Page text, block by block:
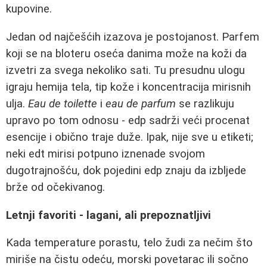
kupovine.
Jedan od najčešćih izazova je postojanost. Parfem
koji se na bloteru oseća danima može na koži da
izvetri za svega nekoliko sati. Tu presudnu ulogu
igraju hemija tela, tip kože i koncentracija mirisnih
ulja. Eau de toilette i eau de parfum se razlikuju
upravo po tom odnosu - edp sadrži veći procenat
esencije i obično traje duže. Ipak, nije sve u etiketi;
neki edt mirisi potpuno iznenade svojom
dugotrajnošću, dok pojedini edp znaju da izbljede
brže od očekivanog.
Letnji favoriti - lagani, ali prepoznatljivi
Kada temperature porastu, telo žudi za nečim što
miriše na čistu odeću, morski povetarac ili sočno